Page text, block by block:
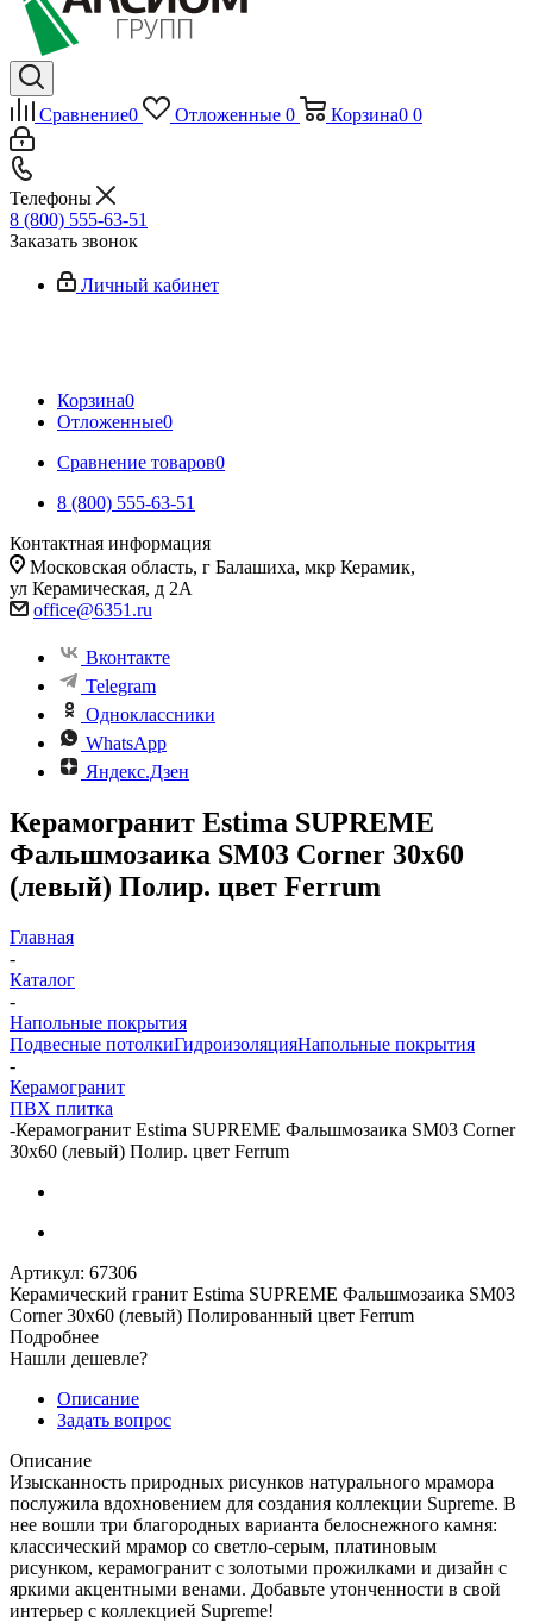
Сравнение0 Отложенные 0 Корзина0 0
Телефоны
8 (800) 555-63-51
Заказать звонок
Личный кабинет
Корзина0
Отложенные0
Сравнение товаров0
8 (800) 555-63-51
Контактная информация
Московская область, г Балашиха, мкр Керамик,
ул Керамическая, д 2А
office@6351.ru
Вконтакте
Telegram
Одноклассники
WhatsApp
Яндекс.Дзен
Керамогранит Estima SUPREME
Фальшмозаика SM03 Corner 30x60
(левый) Полир. цвет Ferrum
Главная
-
Каталог
-
Напольные покрытия
Подвесные потолкиГидроизоляцияНапольные покрытия
-
Керамогранит
ПВХ плитка
-Керамогранит Estima SUPREME Фальшмозаика SM03 Corner
30x60 (левый) Полир. цвет Ferrum
Артикул: 67306
Керамический гранит Estima SUPREME Фальшмозаика SM03
Corner 30x60 (левый) Полированный цвет Ferrum
Подробнее
Нашли дешевле?
Описание
Задать вопрос
Описание
Изысканность природных рисунков натурального мрамора
послужила вдохновением для создания коллекции Supreme. В
нее вошли три благородных варианта белоснежного камня:
классический мрамор со светло-серым, платиновым
рисунком, керамогранит с золотыми прожилками и дизайн с
яркими акцентными венами. Добавьте утонченности в свой
интерьер с коллекцией Supreme!